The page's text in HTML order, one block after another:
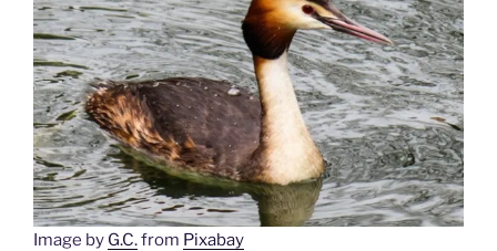
Image by G.C.from Pixabay